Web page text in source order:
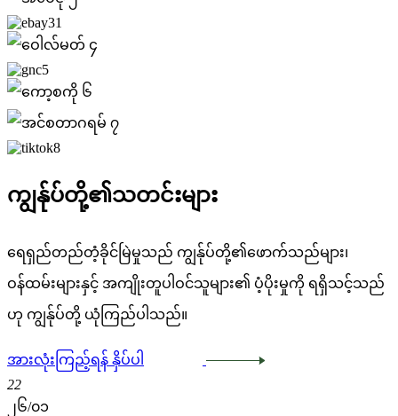
ကျွန်ုပ်တို့၏သတင်းများ
ရေရှည်တည်တံ့ခိုင်မြဲမှုသည် ကျွန်ုပ်တို့၏ဖောက်သည်များ၊
ဝန်ထမ်းများနှင့် အကျိုးတူပါဝင်သူများ၏ ပံ့ပိုးမှုကို ရရှိသင့်သည်
ဟု ကျွန်ုပ်တို့ ယုံကြည်ပါသည်။
အားလုံးကြည့်ရန် နှိပ်ပါ
22
၂၆/၀၁